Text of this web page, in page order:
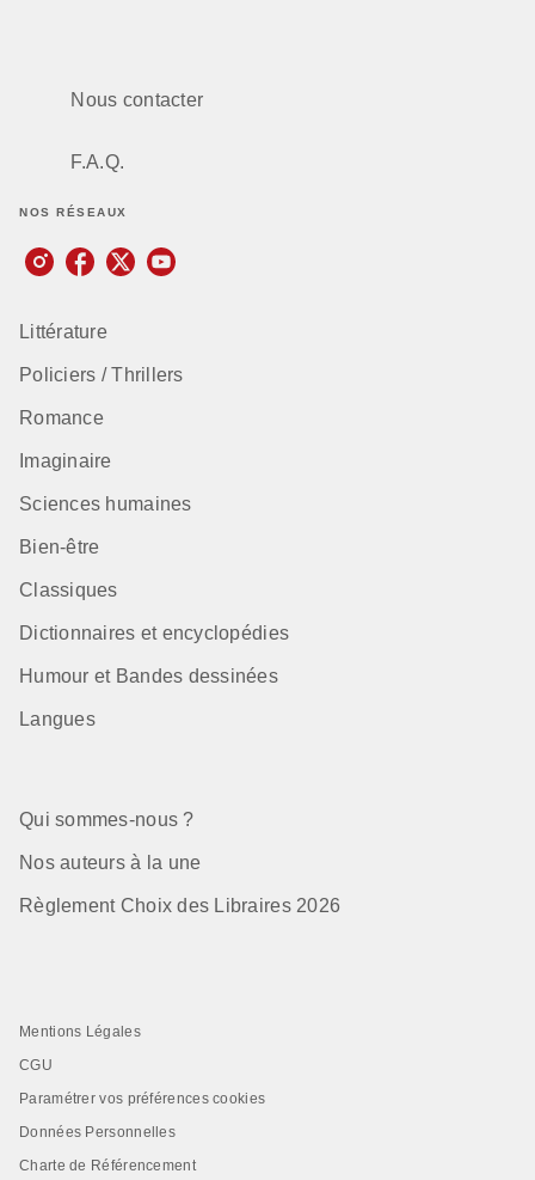
Nous contacter
F.A.Q.
NOS RÉSEAUX
Littérature
Policiers / Thrillers
Romance
Imaginaire
Sciences humaines
Bien-être
Classiques
Dictionnaires et encyclopédies
Humour et Bandes dessinées
Langues
Qui sommes-nous ?
Nos auteurs à la une
Règlement Choix des Libraires 2026
Mentions Légales
CGU
Paramétrer vos préférences cookies
Données Personnelles
Charte de Référencement